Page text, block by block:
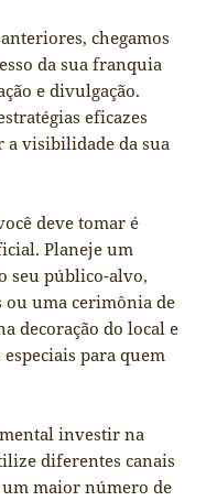
chegamos
da sua franquia
e divulgação.
eficazes
a visibilidade da sua
deve tomar é
Planeje um
seu público-alvo,
ou uma cerimônia de
decoração do local e
para quem
investir na
diferentes canais
um maior número de